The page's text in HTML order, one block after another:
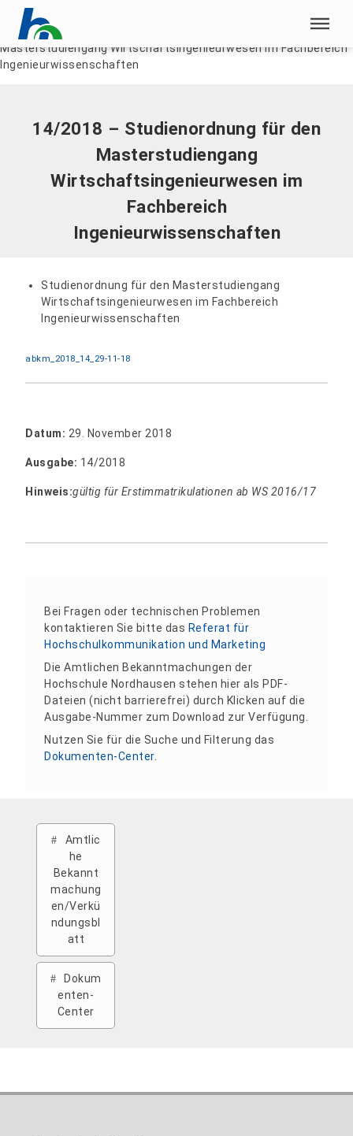
Menü überspringen
Menü überspringen
Home |Dokumente
Masterstudiengang Wirtschaftsingenieurwesen im Fachbereich
Ingenieurwissenschaften
14/2018 – Studienordnung für den
Masterstudiengang
Wirtschaftsingenieurwesen im
Fachbereich
Ingenieurwissenschaften
Studienordnung für den Masterstudiengang
Wirtschaftsingenieurwesen im Fachbereich
Ingenieurwissenschaften
abkm_2018_14_29-11-18
Datum: 29. November 2018
Ausgabe: 14/2018
Hinweis:gültig für Erstimmatrikulationen ab WS 2016/17
Bei Fragen oder technischen Problemen
kontaktieren Sie bitte das Referat für
Hochschulkommunikation und Marketing
Die Amtlichen Bekanntmachungen der
Hochschule Nordhausen stehen hier als PDF-
Dateien (nicht barrierefrei) durch Klicken auf die
Ausgabe-Nummer zum Download zur Verfügung.
Nutzen Sie für die Suche und Filterung das
Dokumenten-Center.
Amtlic
he
Bekannt
machung
en/Verkü
ndungsbl
att
Dokum
enten-
Center